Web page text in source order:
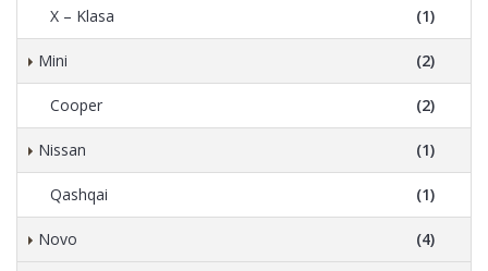
X – Klasa (1)
Mini (2)
Cooper (2)
Nissan (1)
Qashqai (1)
Novo (4)